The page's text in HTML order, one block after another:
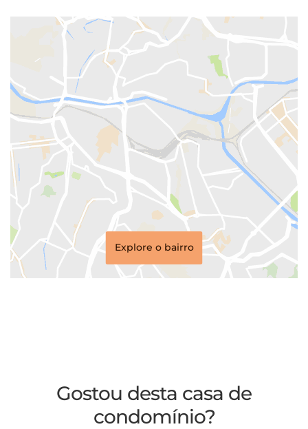
Explore o bairro
Gostou desta casa de
condomínio?